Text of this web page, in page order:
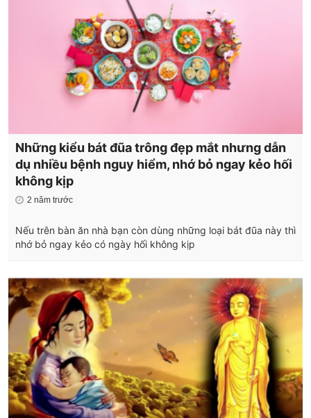
Những kiểu bát đũa trông đẹp mắt nhưng dẫn
dụ nhiều bệnh nguy hiểm, nhớ bỏ ngay kẻo hối
không kịp
2 năm trước
Nếu trên bàn ăn nhà bạn còn dùng những loại bát đũa này thì
nhớ bỏ ngay kẻo có ngày hối không kịp